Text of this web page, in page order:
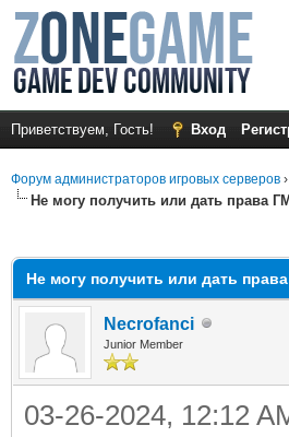
Приветствуем, Гость! Вход
Форум администраторов игровых серверов ›
Не могу получить или дать права
Не могу получить или дать
Necrofanci
Junior Member
03-26-2024, 12:12